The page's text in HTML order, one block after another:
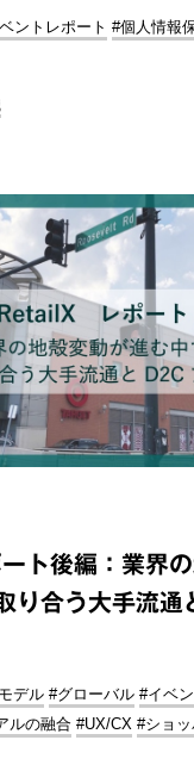
ントレポート #個人情報
ト後編：業界
り合う大手流
デル #グローバル #イベ
ルの融合 #UX/CX #ショ